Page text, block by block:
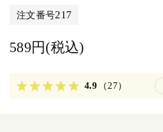
注文番号217
589円(税込)
4.9 （27）